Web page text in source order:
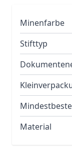
Minenfarbe
Stifttyp
Material